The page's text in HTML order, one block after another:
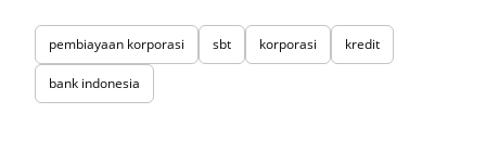
pembiayaan korporasi sbt korporasi kredit
bank indonesia